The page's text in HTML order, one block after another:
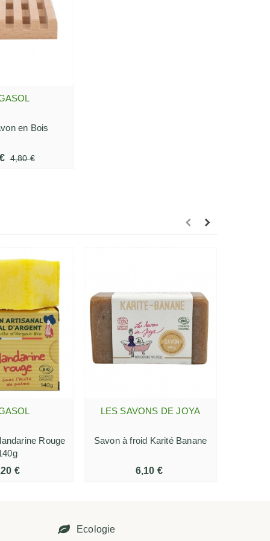
AU PANIER
en Bois
4,80 €
AU PANIER
Rouge
€
AJOUTER AU PANIER
LES SAVONS DE JOYA
Savon à froid Karité Banane
6,10 €
Ecologie